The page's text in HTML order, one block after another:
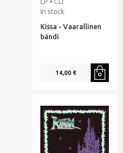
In stock
Kissa - Vaarallinen
bändi
14,00 €